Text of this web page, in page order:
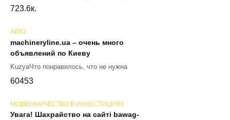
723.6к.
АВТО
machineryline.ua – очень много
объявлений по Киеву
KuzyaЧто понравилось, что не нужна
60453
МОШЕННИЧЕСТВО В ИНВЕСТИЦИЯХ
Увага! Шахрайство на сайті bawag-